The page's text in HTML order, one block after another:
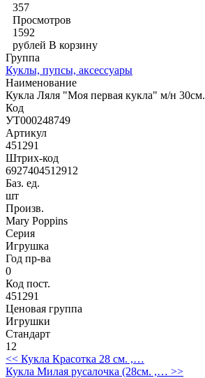
357
Просмотров
1592
рублей В корзину
Группа
Куклы, пупсы, аксессуары
Наименование
Кукла Ляля "Моя первая кукла" м/н 30см.
Код
УТ000248749
Артикул
451291
Штрих-код
6927404512912
Баз. ед.
шт
Произв.
Mary Poppins
Серия
Игрушка
Год пр-ва
0
Код пост.
451291
Ценовая группа
Игрушки
Стандарт
12
<< Кукла Красотка 28 см. ,…
Кукла Милая русалочка (28см. ,… >>